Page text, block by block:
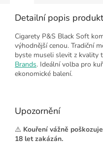
Detailní popis
Cigarety P&S Black Soft
výhodnější cenou. Tradiční
byste museli slevit z kvality
Brands. Ideální volba pro
ekonomické balení.
Upozornění
⚠️ Kouření vážně
18 let zakázán.